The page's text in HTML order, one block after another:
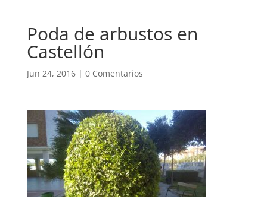
Poda de arbustos en
Castellón
Jun 24, 2016| 0 Comentarios